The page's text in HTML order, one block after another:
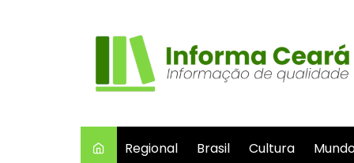
Regional Brasil Cultura